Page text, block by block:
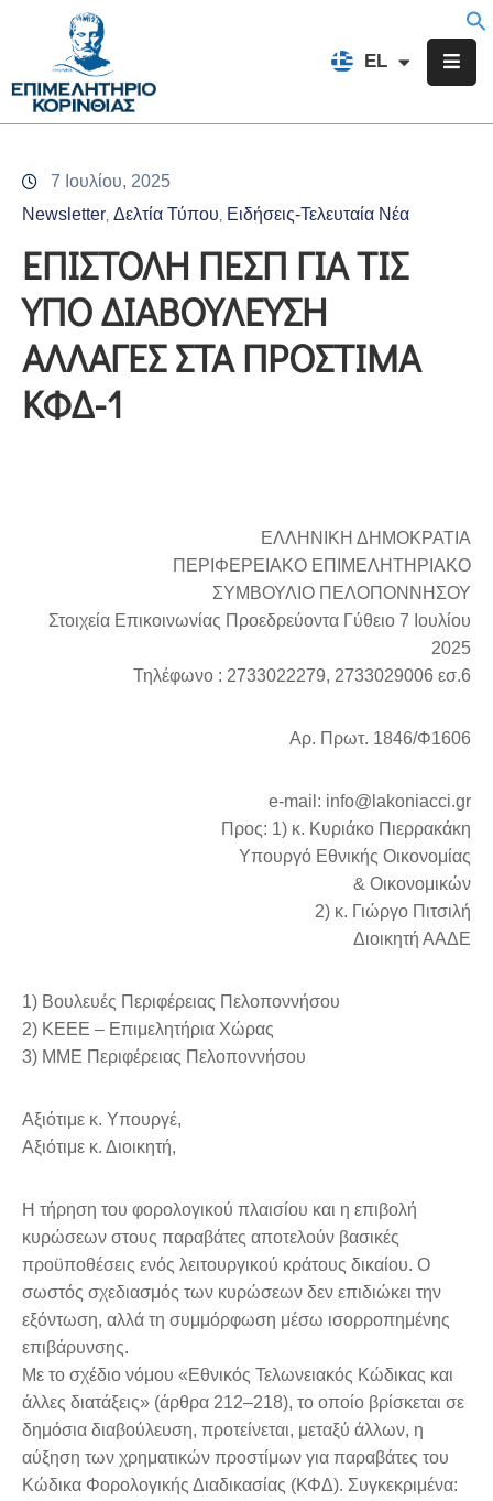
EL
FR
Επιμελητήριο
Υπηρεσίες
Προγράμματα
Δράσεις
Εκδηλώσεις
Επικοινωνία
7 Ιουλίου, 2025
Newsletter Δελτία Τύπου Ειδήσεις-Τελευταία Νέα
ΕΠΙΣΤΟΛΗ ΠΕΣΠ ΓΙΑ ΤΙΣ
ΥΠΟ ΔΙΑΒΟΥΛΕΥΣΗ
ΑΛΛΑΓΕΣ ΣΤΑ ΠΡΟΣΤΙΜΑ
ΚΦΔ-1
ΕΛΛΗΝΙΚΗ ΔΗΜΟΚΡΑΤΙΑ
ΠΕΡΙΦΕΡΕΙΑΚΟ ΕΠΙΜΕΛΗΤΗΡΙΑΚΟ
ΣΥΜΒΟΥΛΙΟ ΠΕΛΟΠΟΝΝΗΣΟΥ
Στοιχεία Επικοινωνίας Προεδρεύοντα Γύθειο 7 Ιουλίου
2025
Τηλέφωνο : 2733022279, 2733029006 εσ.6
Αρ. Πρωτ. 1846/Φ1606
e-mail: info@lakoniacci.gr
Προς: 1) κ. Κυριάκο Πιερρακάκη
Υπουργό Εθνικής Οικονομίας
& Οικονομικών
2) κ. Γιώργο Πιτσιλή
Διοικητή ΑΑΔΕ
1) Βουλευές Περιφέρειας Πελοποννήσου
2) ΚΕΕΕ – Επιμελητήρια Χώρας
3) ΜΜΕ Περιφέρειας Πελοποννήσου
Αξιότιμε κ. Υπουργέ,
Αξιότιμε κ. Διοικητή,
Η τήρηση του φορολογικού πλαισίου και η επιβολή
κυρώσεων στους παραβάτες αποτελούν βασικές
προϋποθέσεις ενός λειτουργικού κράτους δικαίου. Ο
σωστός σχεδιασμός των κυρώσεων δεν επιδιώκει την
εξόντωση, αλλά τη συμμόρφωση μέσω ισορροπημένης
επιβάρυνσης.
Με το σχέδιο νόμου «Εθνικός Τελωνειακός Κώδικας και
άλλες διατάξεις» (άρθρα 212–218), το οποίο βρίσκεται σε
δημόσια διαβούλευση, προτείνεται, μεταξύ άλλων, η
αύξηση των χρηματικών προστίμων για παραβάτες του
Κώδικα Φορολογικής Διαδικασίας (ΚΦΔ). Συγκεκριμένα: